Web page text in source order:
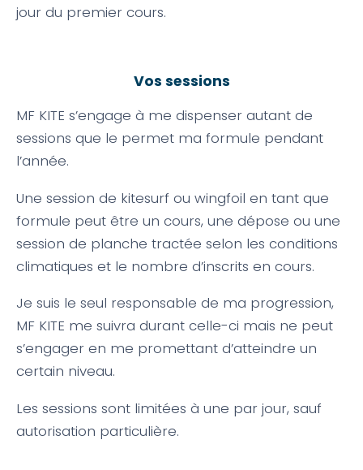
jour du premier cours.
Vos sessions
MF KITE s’engage à me dispenser autant de
sessions que le permet ma formule pendant
l’année.
Une session de kitesurf ou wingfoil en tant que
formule peut être un cours, une dépose ou une
session de planche tractée selon les conditions
climatiques et le nombre d’inscrits en cours.
Je suis le seul responsable de ma progression,
MF KITE me suivra durant celle-ci mais ne peut
s’engager en me promettant d’atteindre un
certain niveau.
Les sessions sont limitées à une par jour, sauf
autorisation particulière.